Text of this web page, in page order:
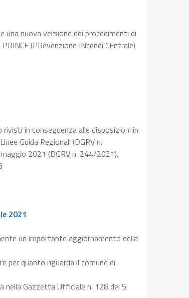
una nuova versione dei procedimenti di
(PRevenzione INcendi CEntrale)
in conseguenza alle disposizioni in
Guida Regionali (DGRV n.
2021 (DGRV n. 244/2021).
2021
un importante aggiornamento della
per quanto riguarda il comune di
nella Gazzetta Ufficiale n. 128 del 5